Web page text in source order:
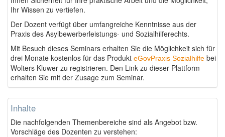
Ihr Wissen zu vertiefen.
Der Dozent verfügt über umfangreiche Kenntnisse aus der
Praxis des Asylbewerberleistungs- und Sozialhilferechts.
Mit Besuch dieses Seminars erhalten Sie die Möglichkeit sich für
drei Monate kostenlos für das Produkt eGovPraxis Sozialhilfe bei
Wolters Kluwer zu registrieren. Den Link zu dieser Plattform
erhalten Sie mit der Zusage zum Seminar.
Inhalte
Die nachfolgenden Themenbereiche sind als Angebot bzw.
Vorschläge des Dozenten zu verstehen: